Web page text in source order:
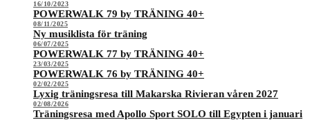
16/10/2023
POWERWALK 79 by TRÄNING 40+
08/11/2025
Ny musiklista för träning
06/07/2025
POWERWALK 77 by TRÄNING 40+
23/03/2025
POWERWALK 76 by TRÄNING 40+
02/02/2025
Lyxig träningsresa till Makarska Rivieran våren 2027
02/08/2026
Träningsresa med Apollo Sport SOLO till Egypten i januari